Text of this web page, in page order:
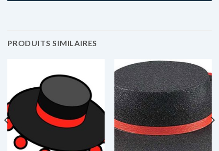
PRODUITS SIMILAIRES